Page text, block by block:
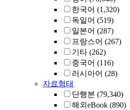
한국어 (1,320)
독일어 (519)
일본어 (287)
프랑스어 (267)
기타 (262)
중국어 (116)
러시아어 (28)
자료형태
단행본 (79,340)
해외eBook (890)